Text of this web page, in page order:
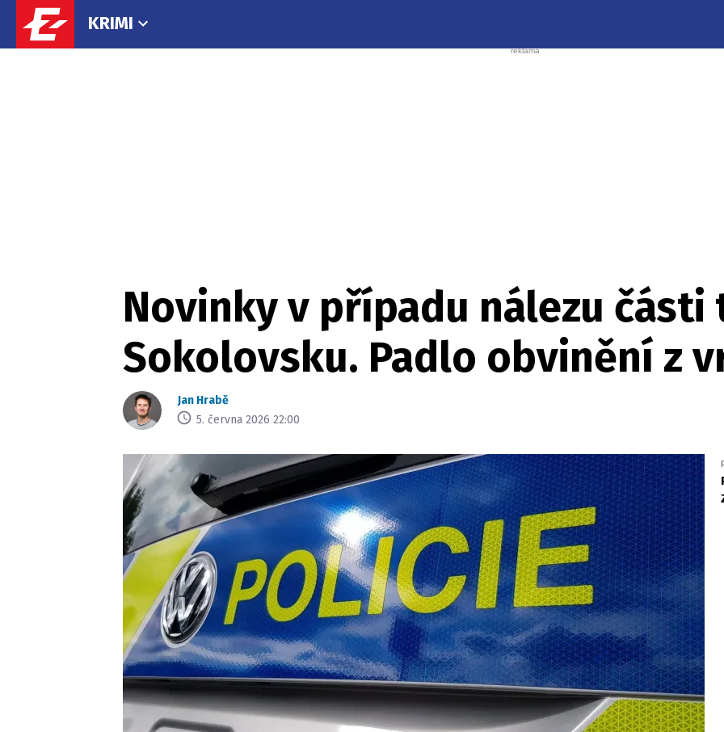
KRIMI
Novinky v případu nálezu části
Sokolovsku. Padlo obvinění z
Jan Hrabě
5. června 2026 22:00